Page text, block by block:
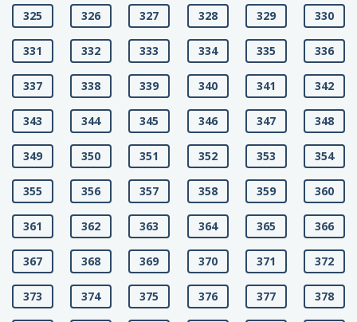
325 326 327 328 329 330
331 332 333 334 335 336
337 338 339 340 341 342
343 344 345 346 347 348
349 350 351 352 353 354
355 356 357 358 359 360
361 362 363 364 365 366
367 368 369 370 371 372
373 374 375 376 377 378